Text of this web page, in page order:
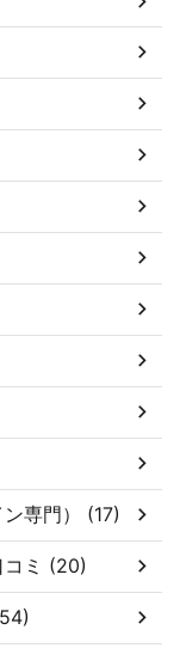
専門） (17)
コミ (20)